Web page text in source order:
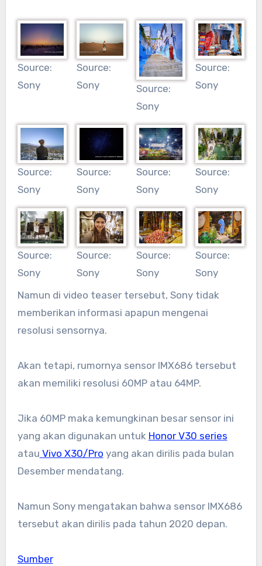
Source:
Sony
Source:
Sony
Source:
Sony
Source:
Sony
Source:
Sony
Source:
Sony
Source:
Sony
Source:
Sony
Source:
Sony
Source:
Sony
Source:
Sony
Source:
Sony
Namun di video teaser tersebut, Sony tidak
memberikan informasi apapun mengenai
resolusi sensornya.
Akan tetapi, rumornya sensor IMX686 tersebut
akan memiliki resolusi 60MP atau 64MP.
Jika 60MP maka kemungkinan besar sensor ini
yang akan digunakan untuk Honor V30 series
atau Vivo X30/Pro yang akan dirilis pada bulan
Desember mendatang.
Namun Sony mengatakan bahwa sensor IMX686
tersebut akan dirilis pada tahun 2020 depan.
Sumber